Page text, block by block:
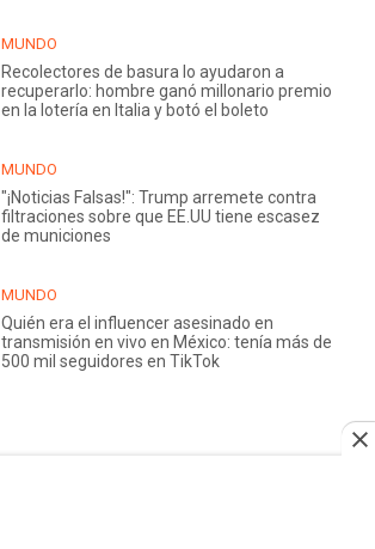
MUNDO
Recolectores de basura lo ayudaron a
recuperarlo: hombre ganó millonario premio
en la lotería en Italia y botó el boleto
MUNDO
"¡Noticias Falsas!": Trump arremete contra
filtraciones sobre que EE.UU tiene escasez
de municiones
MUNDO
Quién era el influencer asesinado en
transmisión en vivo en México: tenía más de
500 mil seguidores en TikTok